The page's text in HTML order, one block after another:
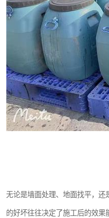
无论是墙面处理、地面找平，
的好坏往往决定了施工后的效果